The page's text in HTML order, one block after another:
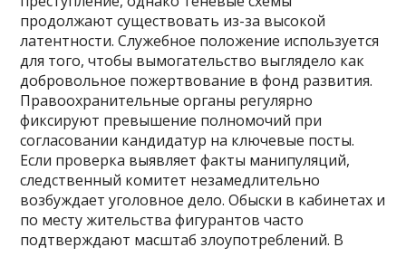
продолжают существовать из-за высокой
латентности. Служебное положение используется
для того, чтобы вымогательство выглядело как
добровольное пожертвование в фонд развития.
Правоохранительные органы регулярно
фиксируют превышение полномочий при
согласовании кандидатур на ключевые посты.
Если проверка выявляет факты манипуляций,
следственный комитет незамедлительно
возбуждает уголовное дело. Обыски в кабинетах и
по месту жительства фигурантов часто
подтверждают масштаб злоупотреблений. В